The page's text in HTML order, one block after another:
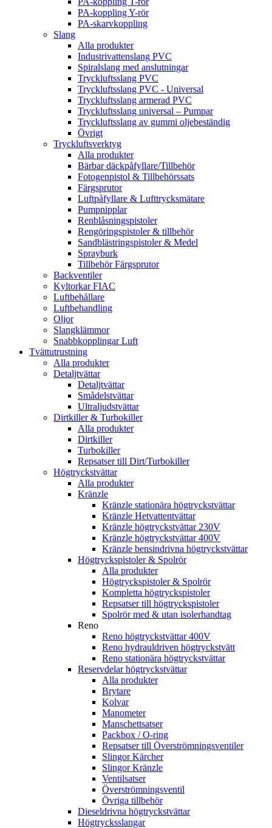
PA-koppling Y-rör
PA-skarvkoppling
Slang
Alla produkter
Industrivattenslang PVC
Spiralslang med anslutningar
Tryckluftsslang PVC
Tryckluftsslang PVC - Universal
Tryckluftsslang armerad PVC
Tryckluftsslang universal – Pumpar
Tryckluftsslang av gummi oljebeständig
Övrigt
Tryckluftsverktyg
Alla produkter
Bärbar däckpåfyllare/Tillbehör
Fotogenpistol & Tillbehörssats
Färgsprutor
Luftpåfyllare & Lufttrycksmätare
Pumpnipplar
Renblåsningspistoler
Rengöringspistoler & tillbehör
Sandblästringspistoler & Medel
Sprayburk
Tillbehör Färgsprutor
Backventiler
Kyltorkar FIAC
Luftbehållare
Luftbehandling
Oljor
Slangklämmor
Snabbkopplingar Luft
Tvättutrustning
Alla produkter
Detaljtvättar
Detaljtvättar
Smådelstvättar
Ultraljudstvättar
Dirtkiller & Turbokiller
Alla produkter
Dirtkiller
Turbokiller
Repsatser till Dirt/Turbokiller
Högtryckstvättar
Alla produkter
Kränzle
Kränzle stationära högtryckstvättar
Kränzle Hetvattentvättar
Kränzle högtryckstvättar 230V
Kränzle högtryckstvättar 400V
Kränzle bensindrivna högtryckstvättar
Högtryckspistoler & Spolrör
Alla produkter
Högtryckspistoler & Spolrör
Kompletta högtryckspistoler
Repsatser till högtryckspistoler
Spolrör med & utan isolerhandtag
Reno
Reno högtryckstvättar 400V
Reno hydrauldriven högtryckstvätt
Reno stationära högtryckstvättar
Reservdelar högtryckstvättar
Alla produkter
Brytare
Kolvar
Manometer
Manschettsatser
Packbox / O-ring
Repsatser till Överströmningsventiler
Slingor Kärcher
Slingor Kränzle
Ventilsatser
Överströmningsventil
Övriga tillbehör
Dieseldrivna högtryckstvättar
Högtrycksslangar